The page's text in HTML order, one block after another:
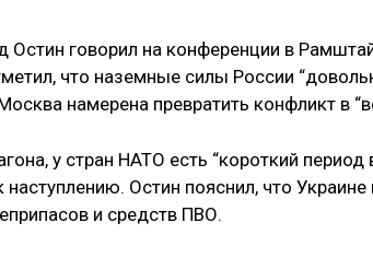
Остин говорил на конференции в
что наземные силы России
намерена превратить конфликт в
у стран НАТО есть “короткий
наступлению. Остин пояснил, что
и средств ПВО.